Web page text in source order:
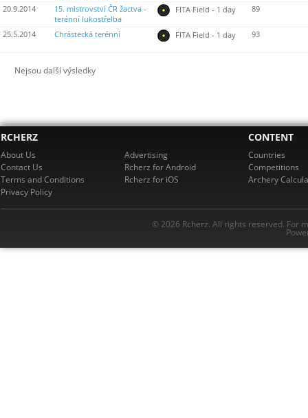
20.9.2014
15. mistrovství ČR žactva -
terénní lukostřelba
FITA Field - 1 day 89
25.5.2014 Chrástecká terénní FITA Field - 1 day 93
Nejsou další výsledky
RCHERZ
About Us
Contact Us
Terms and Conditions
Privacy Policy
Advertising
Rcherz for Android
Rcherz for iOS
CONTENT
Countries
Competitions
Archery
© 2026 Rcherz. All rights reserved. For